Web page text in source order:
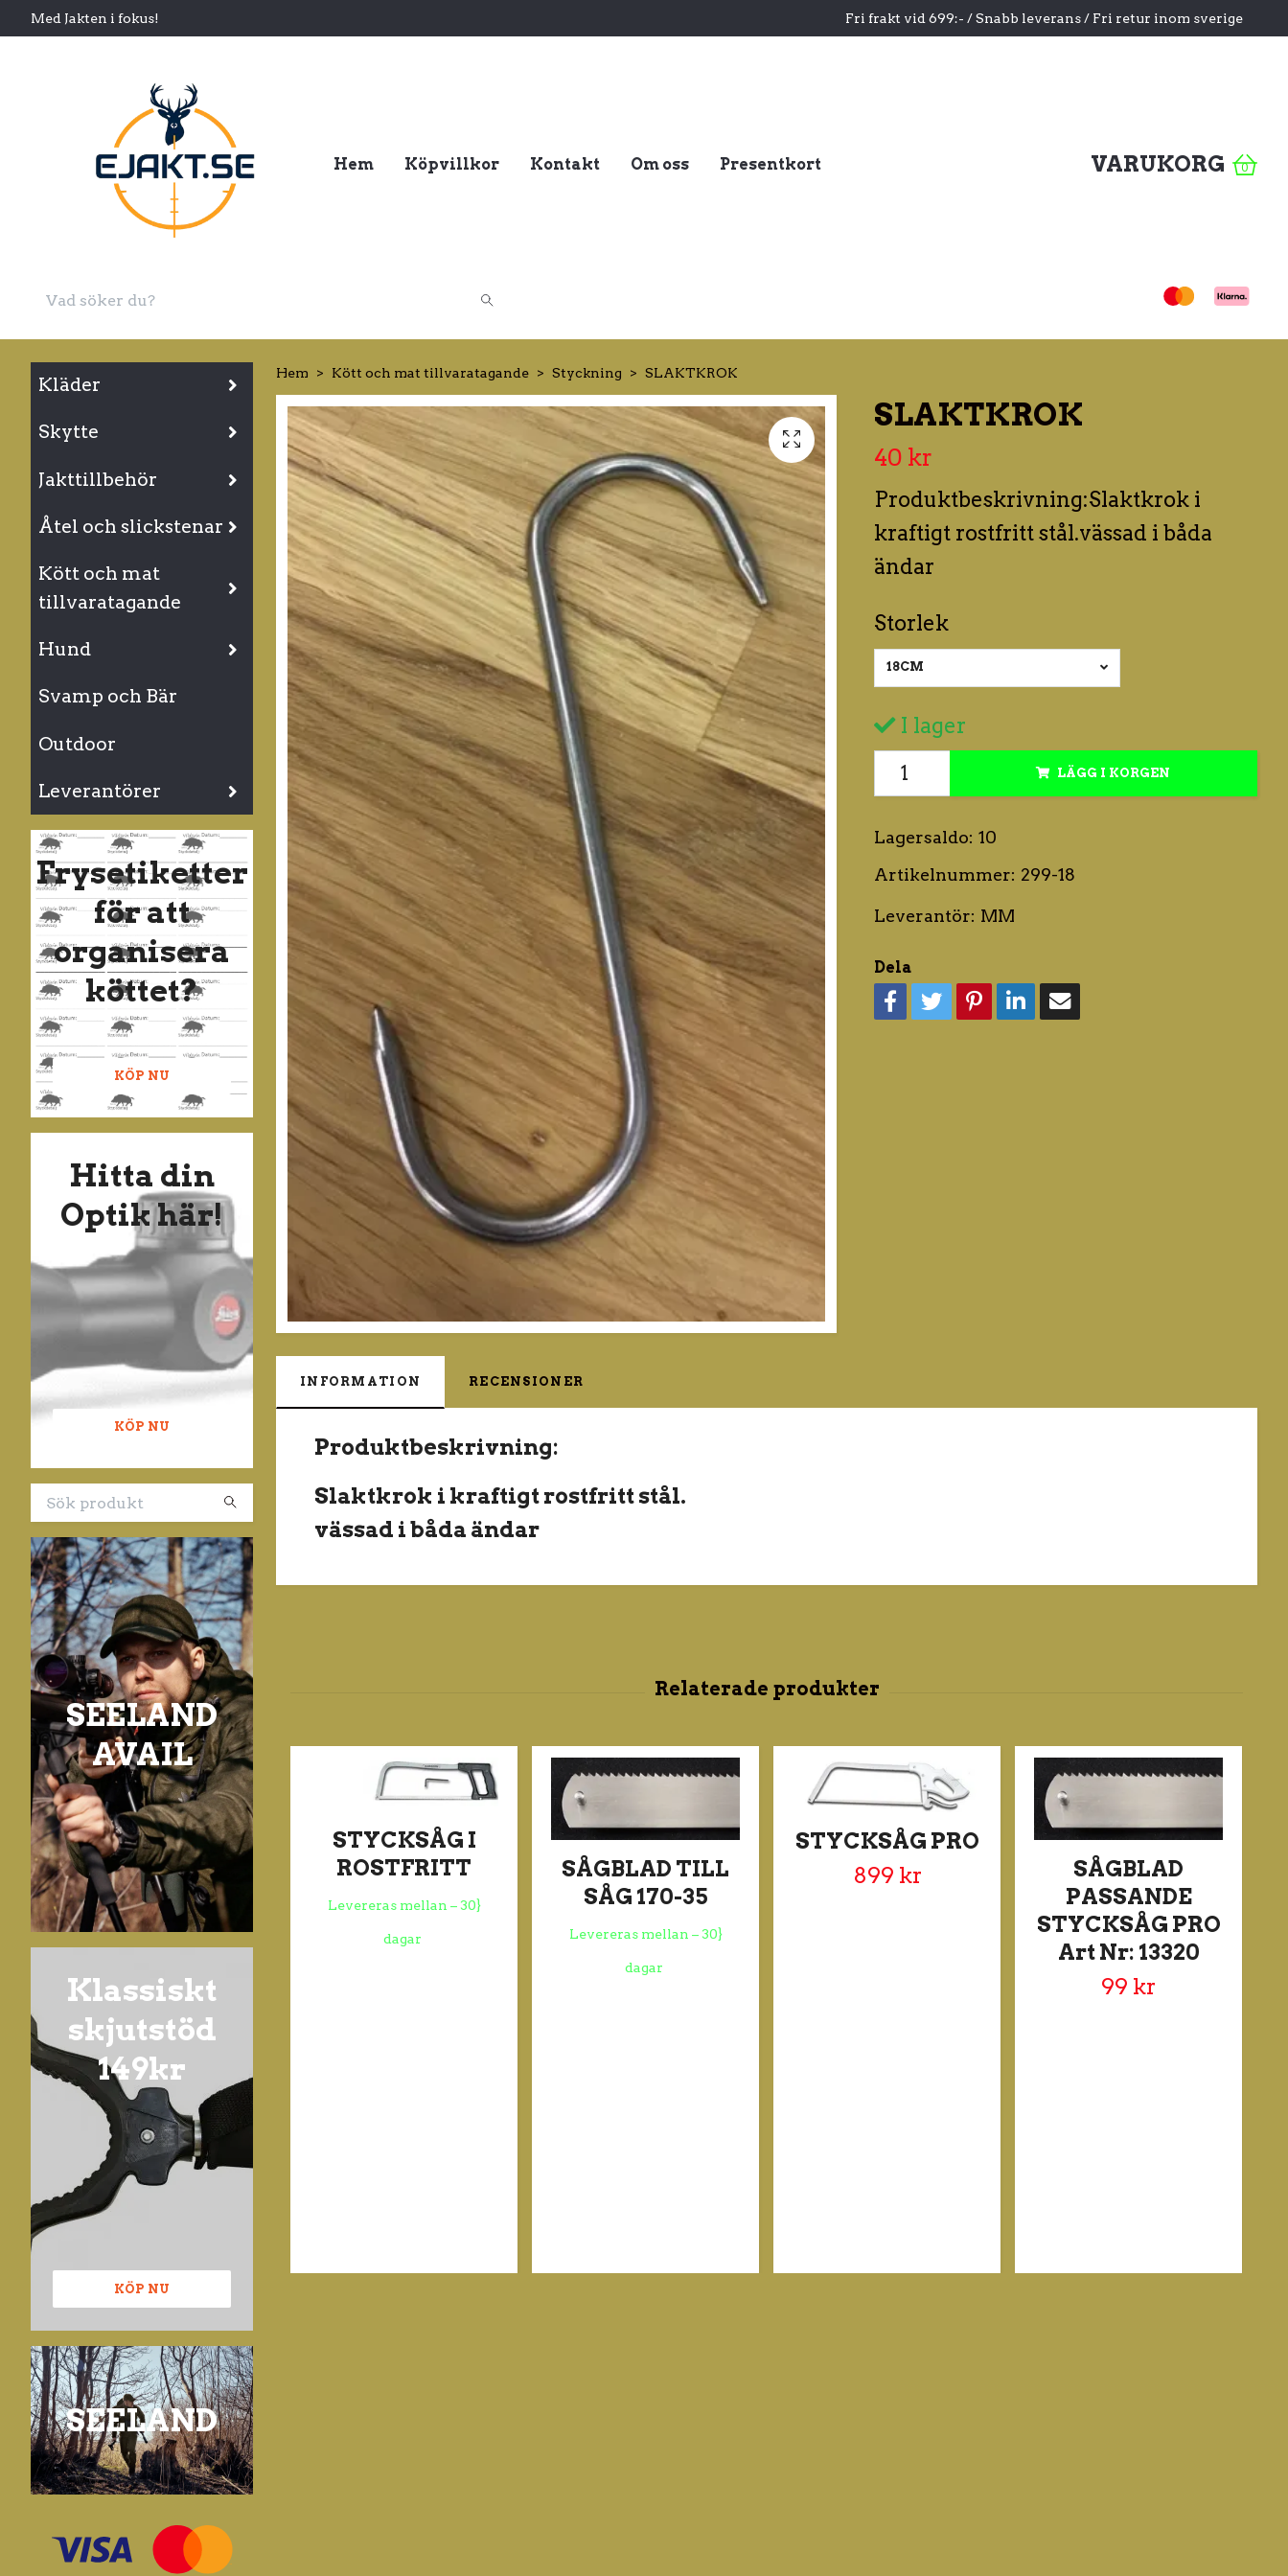
Med Jakten i fokus! Fri frakt vid 699:- / Snabb leverans / Fri retur inom sverige
Hem Köpvillkor Kontakt Om oss Presentkort VARUKORG 0
Kläder
Skytte
Jakttillbehör
Åtel och slickstenar
Kött och mat
tillvaratagande
Hund
Svamp och Bär
Outdoor
Leverantörer
Frysetiketter
för att
organisera
köttet?
KÖP NU
Hitta din
Optik här!
KÖP NU
SEELAND
AVAIL
Klassiskt
skjutstöd
149kr
KÖP NU
SEELAND
Hem Kött och mat tillvaratagande Styckning SLAKTKROK
SLAKTKROK
40 kr
Produktbeskrivning:Slaktkrok i
kraftigt rostfritt stål.vässad i båda
ändar
Storlek
18CM
I lager
LÄGG I KORGEN
Lagersaldo: 10
Artikelnummer: 299-18
Leverantör: MM
Dela
INFORMATION RECENSIONER
Produktbeskrivning:
Slaktkrok i kraftigt rostfritt stål.
vässad i båda ändar
STYCKSÅG I
ROSTFRITT
Levereras mellan – 30}
dagar
SÅGBLAD TILL
SÅG 170-35
Levereras mellan – 30}
dagar
STYCKSÅG PRO
899 kr
SÅGBLAD
PASSANDE
STYCKSÅG PRO
Art Nr: 13320
99 kr